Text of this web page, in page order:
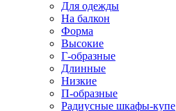
Для одежды
На балкон
Форма
Высокие
Г-образные
Длинные
Низкие
П-образные
Радиусные шкафы-купе